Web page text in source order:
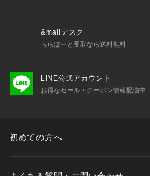
&mallデスク
ららぽーと受取なら送料無料
LINE公式アカウント
お得なセール・クーポン情報配信中
初めての方へ